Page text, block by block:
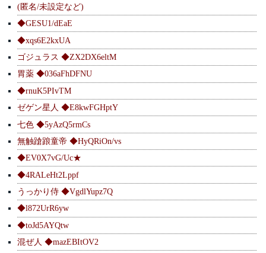
(匿名/未設定など)
◆GESU1/dEaE
◆xqs6E2kxUA
ゴジュラス ◆ZX2DX6eltM
胃薬 ◆036aFhDFNU
◆rnuK5PIvTM
ゼゲン星人 ◆E8kwFGHptY
七色 ◆5yAzQ5rmCs
無触蹌踉童帝 ◆HyQRiOn/vs
◆EV0X7vG/Uc★
◆4RALeHt2Lppf
うっかり侍 ◆VgdlYupz7Q
◆l872UrR6yw
◆toJd5AYQtw
混ぜ人 ◆mazEBItOV2